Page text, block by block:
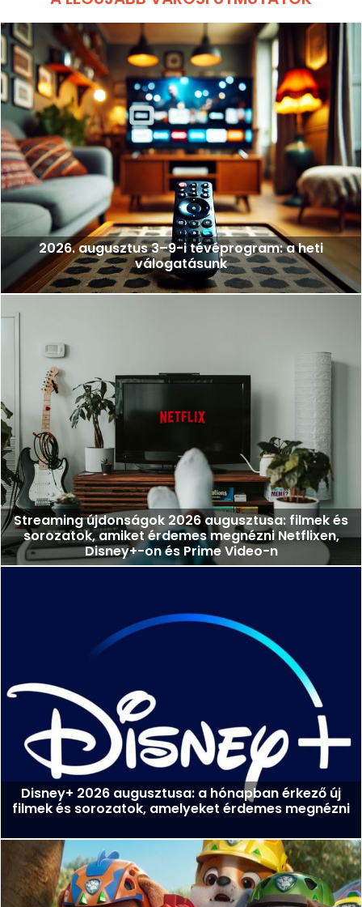
2026. augusztus 3–9-i tévéprogram: a heti
válogatásunk
Streaming újdonságok 2026 augusztusa: filmek és
sorozatok, amiket érdemes megnézni Netflixen,
Disney+-on és Prime Video-n
Disney+ 2026 augusztusa: a hónapban érkező új
filmek és sorozatok, amelyeket érdemes megnézni